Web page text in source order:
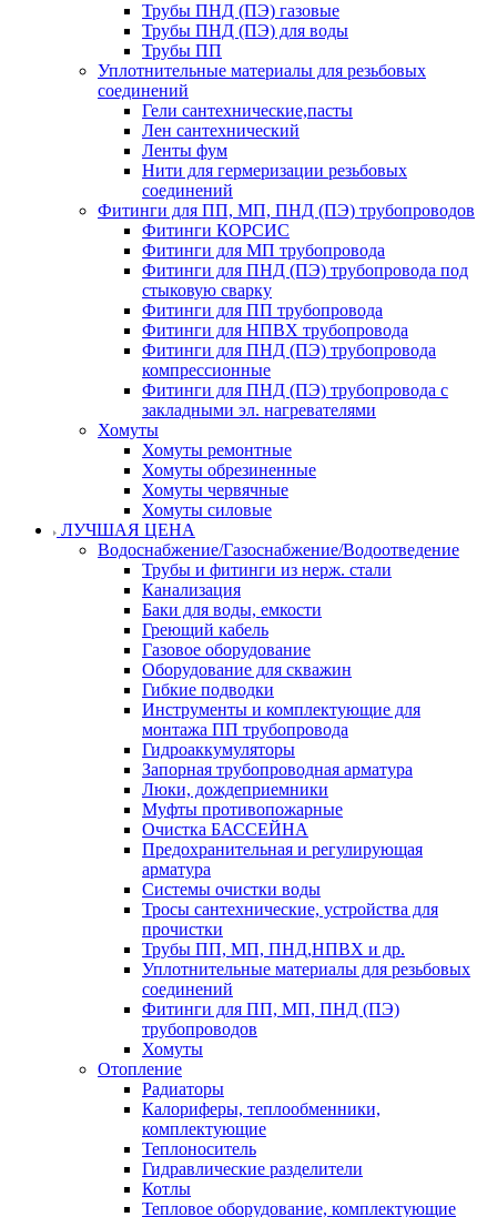
Трубы ПНД (ПЭ) газовые
Трубы ПНД (ПЭ) для воды
Трубы ПП
Уплотнительные материалы для резьбовых
соединений
Гели сантехнические,пасты
Лен сантехнический
Ленты фум
Нити для гермеризации резьбовых
соединений
Фитинги для ПП, МП, ПНД (ПЭ) трубопроводов
Фитинги КОРСИС
Фитинги для МП трубопровода
Фитинги для ПНД (ПЭ) трубопровода под
стыковую сварку
Фитинги для ПП трубопровода
Фитинги для НПВХ трубопровода
Фитинги для ПНД (ПЭ) трубопровода
компрессионные
Фитинги для ПНД (ПЭ) трубопровода с
закладными эл. нагревателями
Хомуты
Хомуты ремонтные
Хомуты обрезиненные
Хомуты червячные
Хомуты силовые
ЛУЧШАЯ ЦЕНА
Водоснабжение/Газоснабжение/Водоотведение
Трубы и фитинги из нерж. стали
Канализация
Баки для воды, емкости
Греющий кабель
Газовое оборудование
Оборудование для скважин
Гибкие подводки
Инструменты и комплектующие для
монтажа ПП трубопровода
Гидроаккумуляторы
Запорная трубопроводная арматура
Люки, дождеприемники
Муфты противопожарные
Очистка БАССЕЙНА
Предохранительная и регулирующая
арматура
Системы очистки воды
Тросы сантехнические, устройства для
прочистки
Трубы ПП, МП, ПНД,НПВХ и др.
Уплотнительные материалы для резьбовых
соединений
Фитинги для ПП, МП, ПНД (ПЭ)
трубопроводов
Хомуты
Отопление
Радиаторы
Калориферы, теплообменники,
комплектующие
Теплоноситель
Гидравлические разделители
Котлы
Тепловое оборудование, комплектующие